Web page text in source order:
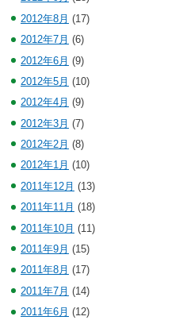
2012年8月 (17)
2012年7月 (6)
2012年6月 (9)
2012年5月 (10)
2012年4月 (9)
2012年3月 (7)
2012年2月 (8)
2012年1月 (10)
2011年12月 (13)
2011年11月 (18)
2011年10月 (11)
2011年9月 (15)
2011年8月 (17)
2011年7月 (14)
2011年6月 (12)